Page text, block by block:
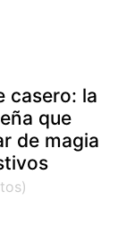
casero: la
que
de magia